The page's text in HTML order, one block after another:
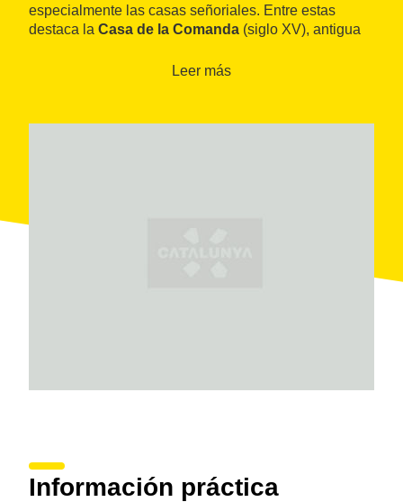
especialmente las casas señoriales. Entre estas
destaca la Casa de la Comanda (siglo XV), antigua
(fundador de la Obra Social
Leer más
Información práctica